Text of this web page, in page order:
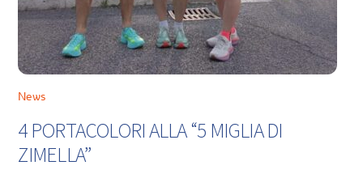
News
4 PORTACOLORI ALLA “5 MIGLIA DI
ZIMELLA”